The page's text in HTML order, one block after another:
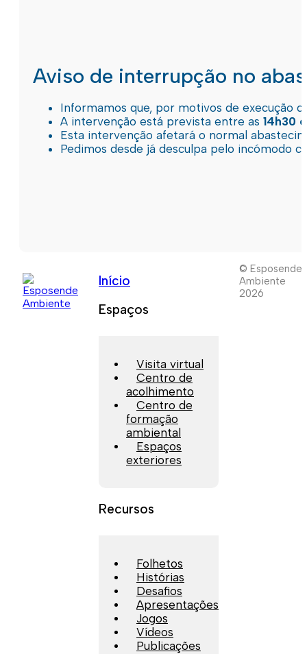
Aviso de interrupção no
Informamos que, por motivos de execução
A intervenção está prevista entre as 14h30
Esta intervenção afetará o normal
Pedimos desde já desculpa pelo incómodo
Início
Espaços
Visita virtual
Centro de
acolhimento
Centro de
formação
ambiental
Espaços
exteriores
Recursos
Folhetos
Histórias
Desafios
Apresentações
Jogos
Vídeos
Publicações
© Esposende
Ambiente
2026